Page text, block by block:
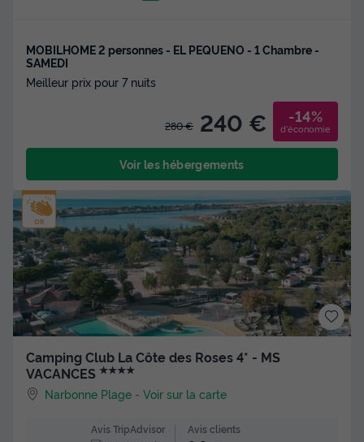
MOBILHOME 2 personnes - EL PEQUENO - 1 Chambre -
SAMEDI
Meilleur prix pour 7 nuits
280 € 240 € -14%
d'économie
Voir les hébergements
Camping Club La Côte des Roses 4* - MS
VACANCES ★★★★
Narbonne Plage -Voir sur la carte
Avis TripAdvisor
Avis clients